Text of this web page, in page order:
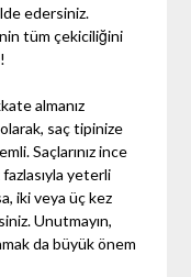
edersiniz.
tüm çekiciliğini
almanız
saç tipinize
Saçlarınız ince
yeterli
iki veya üç kez
Unutmayın,
da büyük önem